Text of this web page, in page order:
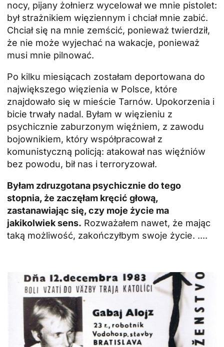
nocy, pijany żołnierz wycelował we mnie pistolet:
był strażnikiem więziennym i chciał mnie zabić.
Chciał się na mnie zemścić, ponieważ twierdził,
że nie może wyjechać na wakacje, ponieważ
musi mnie pilnować.
Po kilku miesiącach zostałam deportowana do
największego więzienia w Polsce, które
znajdowało się w mieście Tarnów. Upokorzenia i
bicie trwały nadal. Byłam w więzieniu z
psychicznie zaburzonym więźniem, z zawodu
bojownikiem, który współpracował z
komunistyczną policją: atakował nas więźniów
bez powodu, bił nas i terroryzował.
Byłam zdruzgotana psychicznie do tego
stopnia, że zaczęłam kręcić głową,
zastanawiając się, czy moje życie ma
jakikolwiek sens. Rozważałem nawet, że mając
taką możliwość, zakończyłbym swoje życie. ....